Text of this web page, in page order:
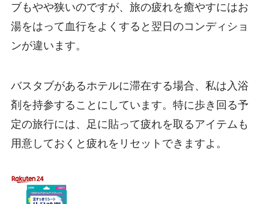
ブもやや狭いのですが、旅の疲れを癒やすにはお
湯をはって血行をよくすると翌日のコンディショ
ンが違います。
バスタブがあるホテルに滞在する場合、私は入浴
剤を持参することにしています。特に歩き回る予
定の旅行には、足に貼って疲れを取るアイテムも
用意しておくと疲れをリセットできますよ。